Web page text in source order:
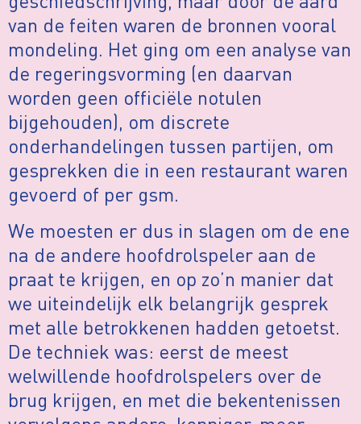
van de feiten waren de bronnen vooral
mondeling. Het ging om een analyse van
de regeringsvorming (en daarvan
worden geen officiële notulen
bijgehouden), om discrete
onderhandelingen tussen partijen, om
gesprekken die in een restaurant waren
gevoerd of per gsm.
We moesten er dus in slagen om de ene
na de andere hoofdrolspeler aan de
praat te krijgen, en op zo’n manier dat
we uiteindelijk elk belangrijk gesprek
met alle betrokkenen hadden getoetst.
De techniek was: eerst de meest
welwillende hoofdrolspelers over de
brug krijgen, en met die bekentenissen